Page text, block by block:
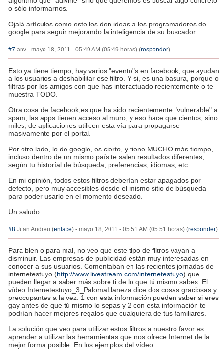
o sólo informarnos.
Ojalá artículos como este les den ideas a los programadores de
google para seguir mejorando la inteligencia de su buscador.
#7 anv - mayo 18, 2011 - 05:49 AM (05:49 horas) (responder)
Esto ya tiene tiempo, hay varios "evento"s en facebook, que ayudan
a los usuarios a deshabilitar ese filtro. Y si, es una basura, porque o
filtras por los amigos con que has interactuado recientemente o te
muestra TODO.
Otra cosa de facebook,es que ha sido recientemente "vulnerable" a
spam, las apps tienen acceso al muro, y eso hace que cientos, sino
miles, de aplicaciones utilicen esta vía para propagarse
masivamente por el portal.
Por otro lado, lo de google, es cierto, y tiene MUCHO más tiempo,
incluso dentro de un mismo país te salen resultados diferentes,
según tu historíal de búsqueda, preferencias, idiomas, etc..
En mi opinión, todos estos filtros deberían estar apagados por
defecto, pero muy accesibles desde el mismo sitio de búsqueda
para poder usarlo en el momento deseado.
Un saludo.
#8 Juan Andreu (enlace) - mayo 18, 2011 - 05:51 AM (05:51 horas) (responder)
Para bien o para mal, no veo que este tipo de filtros vayan a
disminuir. Las empresas de publicidad están muy interesadas en
conocer a sus usuarios. Comentaban en las recientes jornadas de
internetestuyo (http://www.livestream.com/internetestuyo) que
pueden llegar a saber más sobre ti de lo que tú mismo sabes. El
vídeo Internetestuyo_3_PalomaLlaneza dice dos cosas graciosas y
preocupantes a la vez: 1 con esta información pueden saber si eres
gay antes de que tú mismo lo sepas y 2 con esta información te
podrían hacer mejores regalos que cualquiera de tus familiares.
La solución que veo para utilizar estos filtros a nuestro favor es
aprender a utilizar las herramientas que nos ofrece Internet de la
mejor forma posible. En los ejemplos del vídeo: